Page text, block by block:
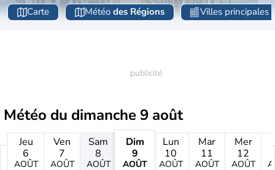
Carte Météo des Régions Villes principales
Météo du dimanche 9 août
Jeu
6
AOÛT
Ven
7
AOÛT
Sam
8
AOÛT
Dim
9
AOÛT
Lun
10
AOÛT
Mar
11
AOÛT
Mer
12
AOÛT